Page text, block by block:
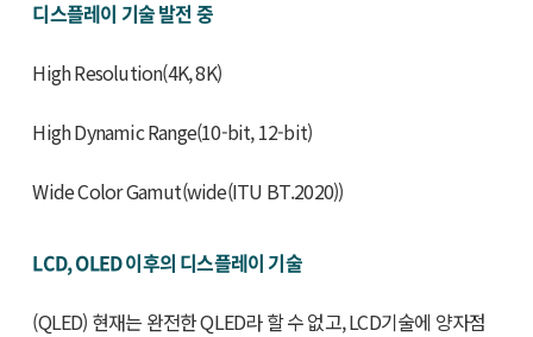
디스플레이 기술 발전 중
High Resolution(4K, 8K)
High Dynamic Range(10-bit, 12-bit)
Wide Color Gamut(wide(ITU BT.2020))
LCD, OLED 이후의 디스플레이 기술
(QLED) 현재는 완전한 QLED라 할 수 없고, LCD기술에 양자점